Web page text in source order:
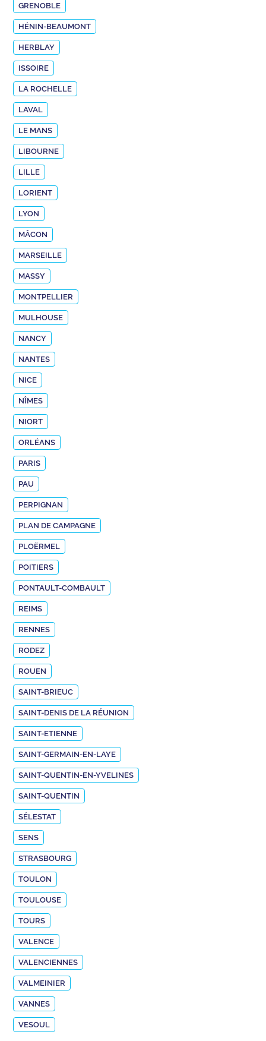
GRENOBLE
HÉNIN-BEAUMONT
HERBLAY
ISSOIRE
LA ROCHELLE
LAVAL
LE MANS
LIBOURNE
LILLE
LORIENT
LYON
MÂCON
MARSEILLE
MASSY
MONTPELLIER
MULHOUSE
NANCY
NANTES
NICE
NÎMES
NIORT
ORLÉANS
PARIS
PAU
PERPIGNAN
PLAN DE CAMPAGNE
PLOËRMEL
POITIERS
PONTAULT-COMBAULT
REIMS
RENNES
RODEZ
ROUEN
SAINT-BRIEUC
SAINT-DENIS DE LA RÉUNION
SAINT-ETIENNE
SAINT-GERMAIN-EN-LAYE
SAINT-QUENTIN-EN-YVELINES
SAINT-QUENTIN
SÉLESTAT
SENS
STRASBOURG
TOULON
TOULOUSE
TOURS
VALENCE
VALENCIENNES
VALMEINIER
VANNES
VESOUL